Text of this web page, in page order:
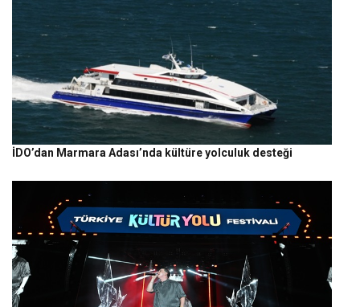
İDO’dan Marmara Adası’nda kültüre yolculuk desteği